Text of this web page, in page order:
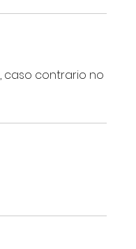
caso contrario no